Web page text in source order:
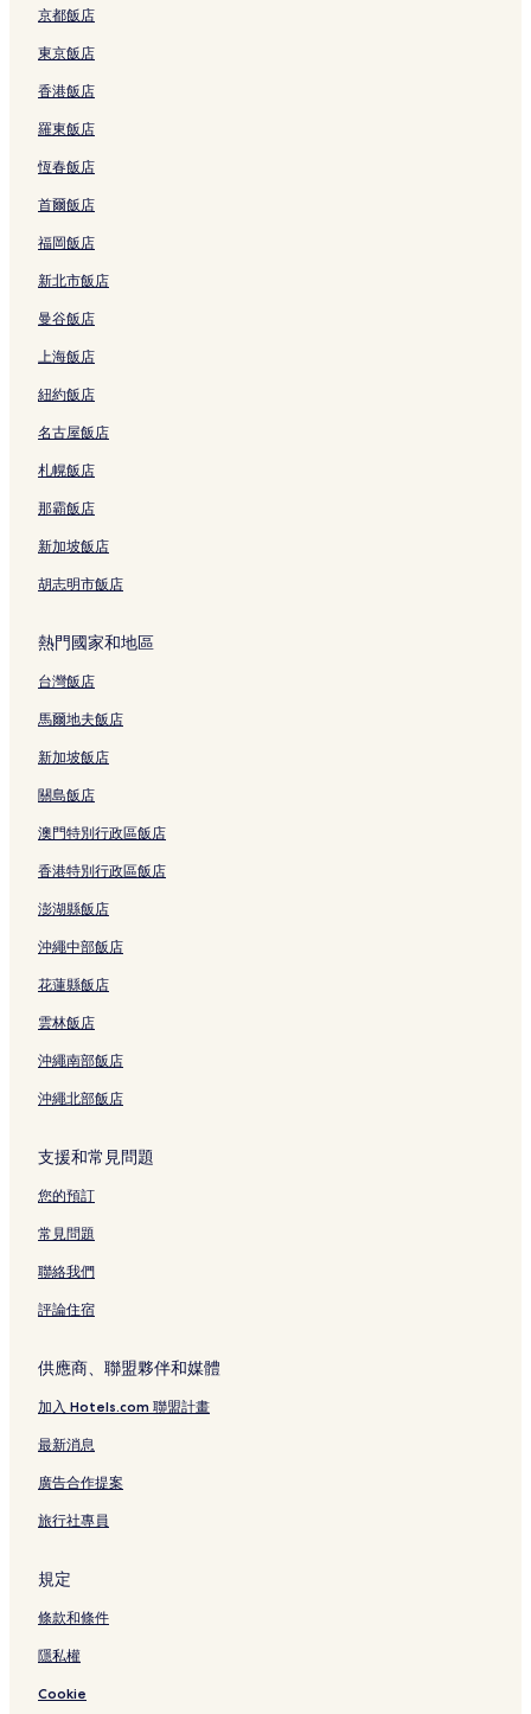
京都飯店
東京飯店
香港飯店
羅東飯店
恆春飯店
首爾飯店
福岡飯店
新北市飯店
曼谷飯店
上海飯店
紐約飯店
名古屋飯店
札幌飯店
那霸飯店
新加坡飯店
胡志明市飯店
熱門國家和地區
台灣飯店
馬爾地夫飯店
新加坡飯店
關島飯店
澳門特別行政區飯店
香港特別行政區飯店
澎湖縣飯店
沖繩中部飯店
花蓮縣飯店
雲林飯店
沖繩南部飯店
沖繩北部飯店
支援和常見問題
您的預訂
常見問題
聯絡我們
評論住宿
供應商、聯盟夥伴和媒體
加入 Hotels.com 聯盟計畫
最新消息
廣告合作提案
旅行社專員
規定
條款和條件
隱私權
Cookie